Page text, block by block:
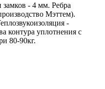
- 4 мм. Ребра
Мэттем).
-
контура уплотнения с
80-90кг.